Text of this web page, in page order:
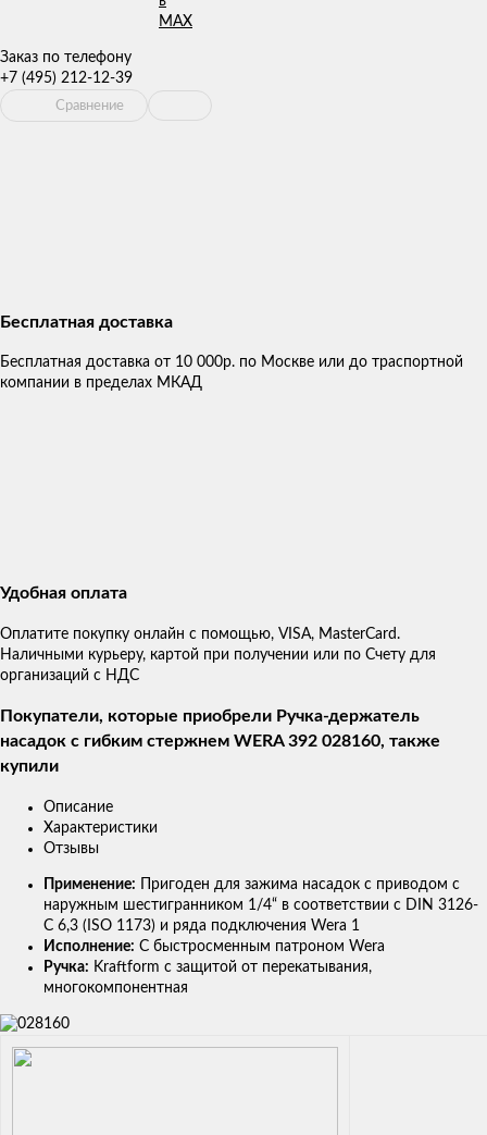
Заказ по телефону
+7 (495) 212-12-39
Сравнение
Бесплатная доставка
Бесплатная доставка от 10 000р. по Москве или до траспортной
компании в пределах МКАД
Удобная оплата
Оплатите покупку онлайн с помощью, VISA, MasterCard.
Наличными курьеру, картой при получении или по Счету для
организаций с НДС
Покупатели, которые приобрели Ручка-держатель
насадок с гибким стержнем WERA 392 028160, также
купили
Описание
Характеристики
Отзывы
Применение: Пригоден для зажима насадок с приводом с
наружным шестигранником 1/4“ в соответствии с DIN 3126-
C 6,3 (ISO 1173) и ряда подключения Wera 1
Исполнение: С быстросменным патроном Wera
Ручка: Kraftform с защитой от перекатывания,
многокомпонентная